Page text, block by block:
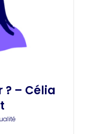
? – Célia